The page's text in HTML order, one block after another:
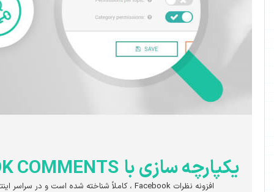
موضوعات
بحث و گفتگو
اختصاص
با FACEBOOK COMMENTS
افزونه نظرات Facebook ، کاملاً شناخته شده است و در سراسر اینترنت بسیار مورد